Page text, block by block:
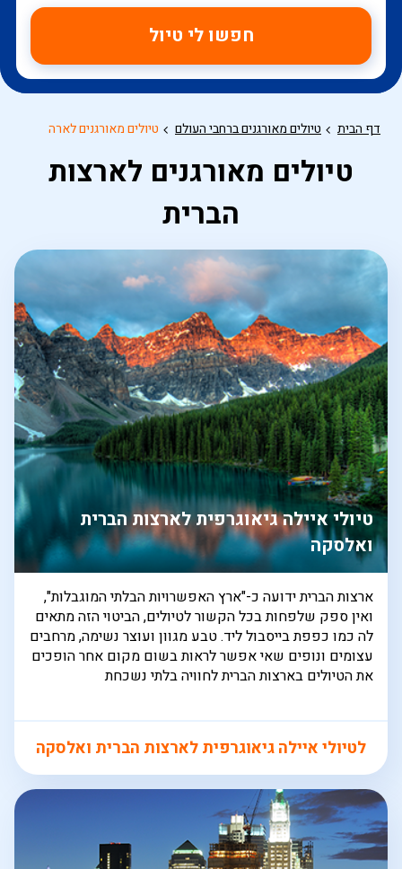
חפשו לי טיול
דף הבית טיולים מאורגנים ברחבי העולם טיולים מאורגנים לארה
טיולים מאורגנים לארצות
הברית
טיולי איילה גיאוגרפית לארצות הברית
ואלסקה
ארצות הברית ידועה כ-"ארץ האפשרויות הבלתי המוגבלות",
ואין ספק שלפחות בכל הקשור לטיולים, הביטוי הזה מתאים
לה כמו כפפת בייסבול ליד. טבע מגוון ועוצר נשימה, מרחבים
עצומים ונופים שאי אפשר לראות בשום מקום אחר הופכים
את הטיולים בארצות הברית לחוויה בלתי נשכחת
לטיולי איילה גיאוגרפית לארצות הברית ואלסקה